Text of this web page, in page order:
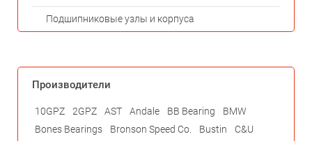
Подшипниковые узлы и корпуса
Производители
10GPZ 2GPZ AST Andale BB Bearing
BMW
Bones Bearings
Bronson Speed Co. Bustin
C&U